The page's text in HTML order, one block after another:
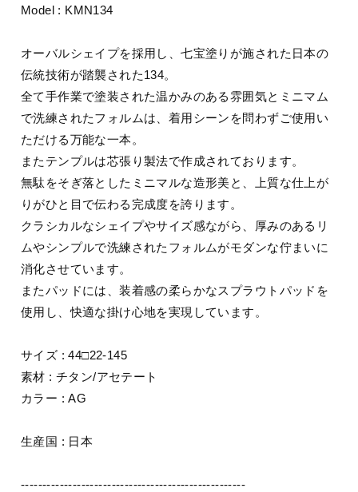
Model : KMN134
オーバルシェイプを採用し、七宝塗りが施された日本の
伝統技術が踏襲された134。
全て手作業で塗装された温かみのある雰囲気とミニマム
で洗練されたフォルムは、着用シーンを問わずご使用い
ただける万能な一本。
またテンプルは芯張り製法で作成されております。
無駄をそぎ落としたミニマルな造形美と、上質な仕上が
りがひと目で伝わる完成度を誇ります。
クラシカルなシェイプやサイズ感ながら、厚みのあるリ
ムやシンプルで洗練されたフォルムがモダンな佇まいに
消化させています。
またパッドには、装着感の柔らかなスプラウトパッドを
使用し、快適な掛け心地を実現しています。
サイズ : 44□22-145
素材 : チタン/アセテート
カラー : AG
生産国 : 日本
----------------------------------------------------